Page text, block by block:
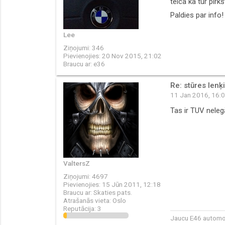
Lee
Ziņojumi: 346
Pievienojies: 20 Nov 2015, 21:02
Braucu ar: e36
Paldies par info!
ValtersZ
Ziņojumi: 4697
Pievienojies: 15 Jūn 2011, 12:18
Braucu ar: Skaties pats.
Atrašanās vieta: Oslo
Reputācija: 3
Re: stūres
11 Jan 2016,
Tas ir TUV
Jaucu E46